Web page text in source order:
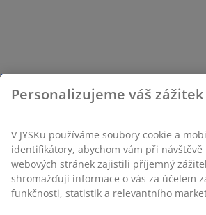
Personalizujeme váš zážitek
V JYSKu používáme soubory cookie a
identifikátory, abychom vám při návštěvě
webových stránek zajistili příjemný
shromažďují informace o vás za účelem
funkčnosti, statistik a relevantního